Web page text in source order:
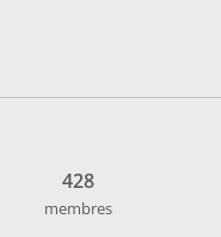
428
membres